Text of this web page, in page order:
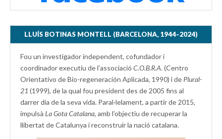
LLUÍS BOTINAS MONTELL (BARCELONA, 1944–2024)
Fou un investigador independent, cofundador i
coordinador executiu de l’associació C.O.B.R.A. (Centro
Orientativo de Bio-regeneración Aplicada, 1990) i de Plural-
21 (1999), de la qual fou president des de 2005 fins al
darrer dia de la seva vida. Paral·lelament, a partir de 2015,
impulsà La Gota Catalana, amb l’objectiu de recuperar la
llibertat de Catalunya i reconstruir la nació catalana.